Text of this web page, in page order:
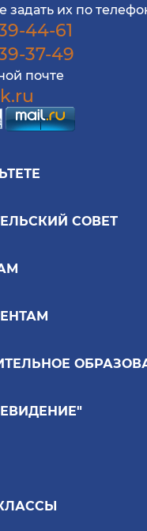
задать их по
44-61
37-49
почте
СОВЕТ